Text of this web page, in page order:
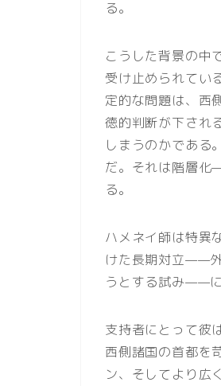
る。
こうした背景の中
受け止められてい
定的な問題は、西
徳的判断が下され
しまうのかである
だ。それは階層
る。
ハメネイ師は特異
けた長期対立——
うとする試み——に
支持者にとって彼
西側諸国の首都を
ン、そしてより広